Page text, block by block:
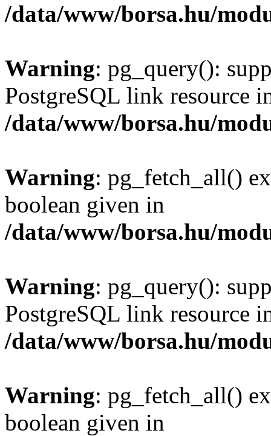
/data/www/borsa.hu/
Warning: pg_query():
PostgreSQL link resource
/data/www/borsa.hu/
Warning: pg_fetch_all()
boolean given in
/data/www/borsa.hu/
Warning: pg_query():
PostgreSQL link resource
/data/www/borsa.hu/
Warning: pg_fetch_all()
boolean given in